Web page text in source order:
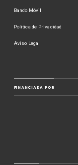
Bando Móvil
Politica de Privacidad
Aviso Legal
FINANCIADA POR